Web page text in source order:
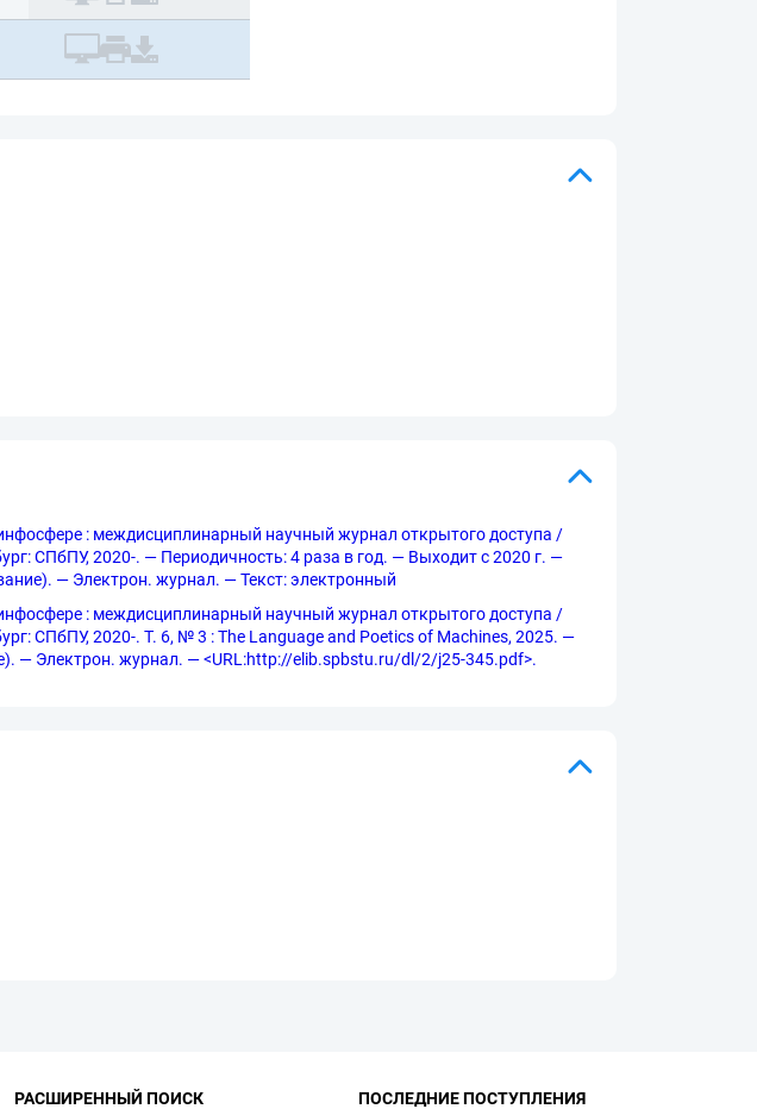
: междисциплинарный научный журнал открытого доступа /
СПбПУ, 2020-. — Периодичность: 4 раза в год. — Выходит с 2020 г. —
— Электрон. журнал. — Текст: электронный
: междисциплинарный научный журнал открытого доступа /
СПбПУ, 2020-. Т. 6, № 3 : The Language and Poetics of Machines, 2025. —
— Электрон. журнал. — <URL:http://elib.spbstu.ru/dl/2/j25-345.pdf>.
РАСШИРЕННЫЙ ПОИСК ПОСЛЕДНИЕ ПОСТУПЛЕНИЯ